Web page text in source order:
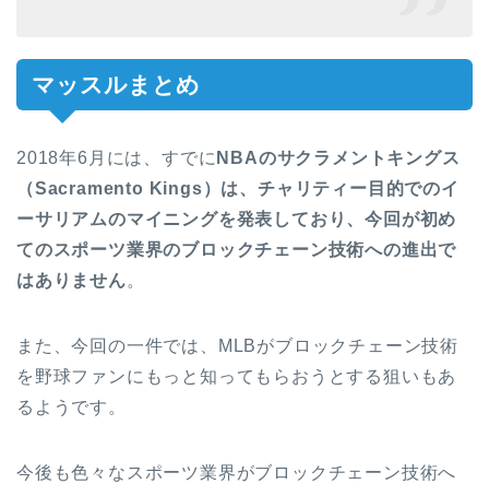
マッスルまとめ
2018年6月には、すでに NBAのサクラメントキングス
（Sacramento Kings）は、チャリティー目的でのイ
ーサリアムのマイニングを発表しており、今回が初め
てのスポーツ業界のブロックチェーン技術への進出で
はありません。
また、今回の一件では、MLBがブロックチェーン技術
を野球ファンにもっと知ってもらおうとする狙いもあ
るようです。
今後も色々なスポーツ業界がブロックチェーン技術へ